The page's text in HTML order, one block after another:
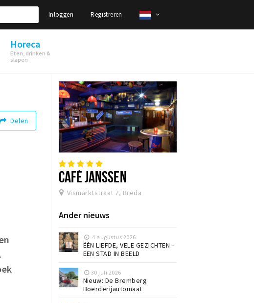
Inloggen Registreren
Horeca
Eten, drinken &
slapen
Delen
CAFÉ JANSSEN
Vismarktstraat 7, Breda
Ander nieuws
4 augustus 2026
ÉÉN LIEFDE, VELE GEZICHTEN –
EEN STAD IN BEELD
30 juli 2026
Nieuw: De Bremberg
Boerderijautomaat